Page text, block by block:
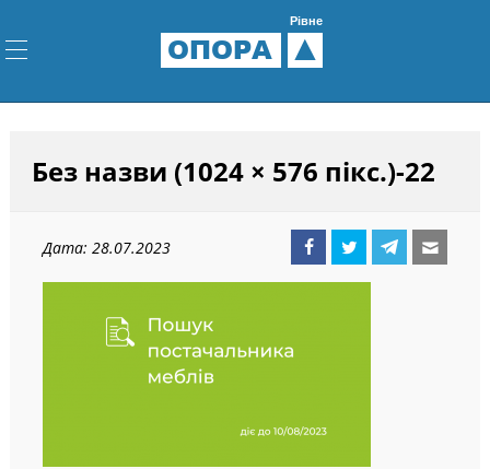
ОПОРА
Рівне
Без назви (1024 × 576 пікс.)-22
Дата: 28.07.2023